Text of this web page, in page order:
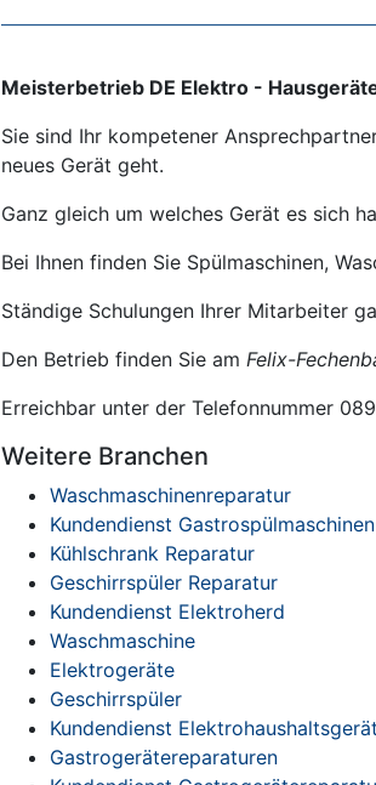
Meisterbetrieb DE Elektro -
Sie sind Ihr kompetener
neues Gerät geht.
Ganz gleich um welches Gerät es sich
Bei Ihnen finden Sie Spülmaschinen,
Ständige Schulungen Ihrer Mitarbeiter
Den Betrieb finden Sie am Felix-
Erreichbar unter der Telefonnummer
Weitere Branchen
Waschmaschinenreparatur
Kundendienst Gastrospülmaschinen
Kühlschrank Reparatur
Geschirrspüler Reparatur
Kundendienst Elektroherd
Waschmaschine
Elektrogeräte
Geschirrspüler
Kundendienst
Gastrogerätereparaturen